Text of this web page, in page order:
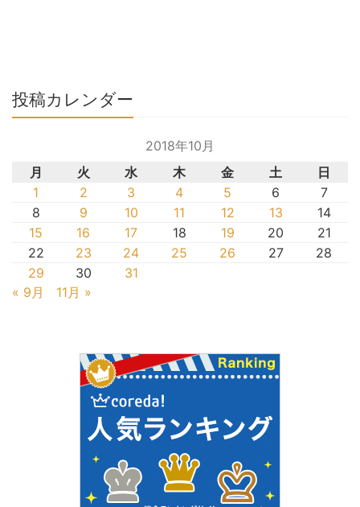
投稿カレンダー
2018年10月
月
火 水 木 金 土
日
1
2 3 4 5 6
7
8
9 10 11 12 13
14
15
16 17 18 19 20
21
22
23 24 25 26 27
28
29
30
31
« 9月
11月 »